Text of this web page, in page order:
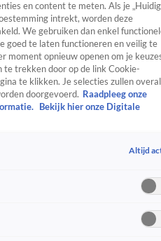
RealityCrimeVideo's
en content te meten. Als je
intrekt, worden deze
We gebruiken dan enkel
goed te laten functioneren en veilig te
moment opnieuw openen om je
trekken door op de link Cookie-
te klikken. Je selecties zullen overal
doorgevoerd. Raadpleeg onze
Bekijk hier onze Digitale
Altijd